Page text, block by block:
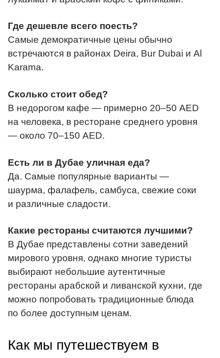
Где дешевле всего поесть?
Самые демократичные цены обычно
встречаются в районах Deira, Bur Dubai и Al
Karama.
Сколько стоит обед?
В недорогом кафе — примерно 20–50 AED
на человека, в ресторане среднего уровня
— около 70–150 AED.
Есть ли в Дубае уличная еда?
Да. Самые популярные варианты —
шаурма, фалафель, самбуса, свежие соки
и различные сладости.
Какие рестораны считаются лучшими?
В Дубае представлены сотни заведений
мирового уровня, однако многие туристы
выбирают небольшие аутентичные
рестораны арабской и ливанской кухни, где
можно попробовать традиционные блюда
по более доступным ценам.
Как мы путешествуем в